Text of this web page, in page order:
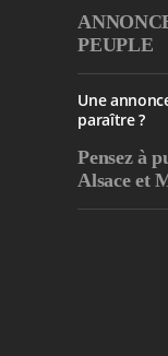
PEUPLE
Une
paraître ?
Pensez à
Alsace et